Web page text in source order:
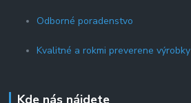
Odborné poradenstvo
Kvalitné a rokmi preverene výrobky
Kde nás nájdete